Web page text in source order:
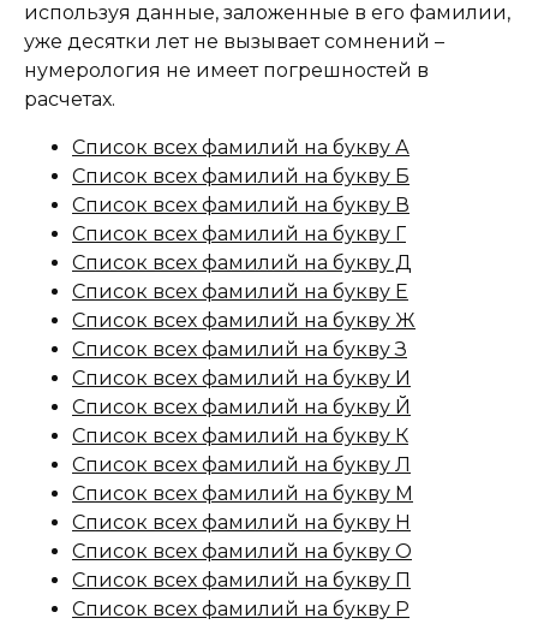
используя данные, заложенные в его фамилии,
уже десятки лет не вызывает сомнений –
нумерология не имеет погрешностей в
расчетах.
Список всех фамилий на букву А
Список всех фамилий на букву Б
Список всех фамилий на букву В
Список всех фамилий на букву Г
Список всех фамилий на букву Д
Список всех фамилий на букву Е
Список всех фамилий на букву Ж
Список всех фамилий на букву З
Список всех фамилий на букву И
Список всех фамилий на букву Й
Список всех фамилий на букву К
Список всех фамилий на букву Л
Список всех фамилий на букву М
Список всех фамилий на букву Н
Список всех фамилий на букву О
Список всех фамилий на букву П
Список всех фамилий на букву Р